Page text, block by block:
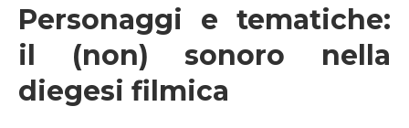
Personaggi e tematiche:
il (non) sonoro nella
diegesi filmica